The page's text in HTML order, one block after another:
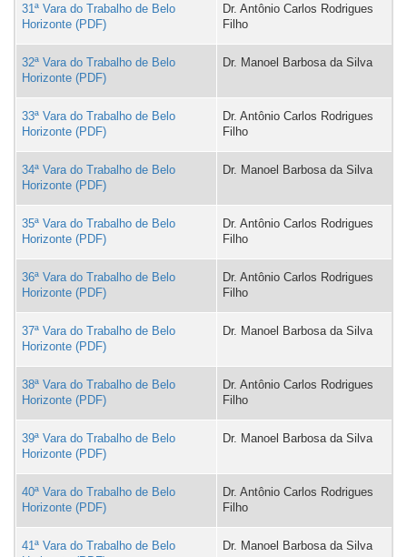
31ª Vara do Trabalho de Belo
Horizonte
Dr. Antônio Carlos Rodrigues
Filho
32ª Vara do Trabalho de Belo
Horizonte
Dr. Manoel Barbosa da Silva
33ª Vara do Trabalho de Belo
Horizonte
Dr. Antônio Carlos Rodrigues
Filho
34ª Vara do Trabalho de Belo
Horizonte
Dr. Manoel Barbosa da Silva
35ª Vara do Trabalho de Belo
Horizonte
Dr. Antônio Carlos Rodrigues
Filho
36ª Vara do Trabalho de Belo
Horizonte
Dr. Antônio Carlos Rodrigues
Filho
37ª Vara do Trabalho de Belo
Horizonte
Dr. Manoel Barbosa da Silva
38ª Vara do Trabalho de Belo
Horizonte
Dr. Antônio Carlos Rodrigues
Filho
39ª Vara do Trabalho de Belo
Horizonte
Dr. Manoel Barbosa da Silva
40ª Vara do Trabalho de Belo
Horizonte
Dr. Antônio Carlos Rodrigues
Filho
41ª Vara do Trabalho de Belo
Dr. Manoel Barbosa da Silva